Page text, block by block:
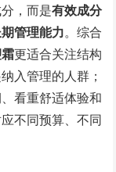
，而是有效成分
管理能力。综合
更适合关注结构
入管理的人群；
看重舒适体验和
不同预算、不同